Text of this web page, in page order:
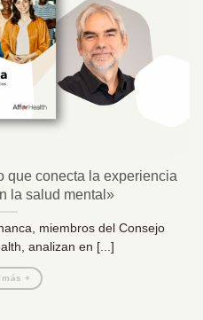
que conecta la experiencia
la salud mental»
miembros del Consejo
analizan en [...]
más +